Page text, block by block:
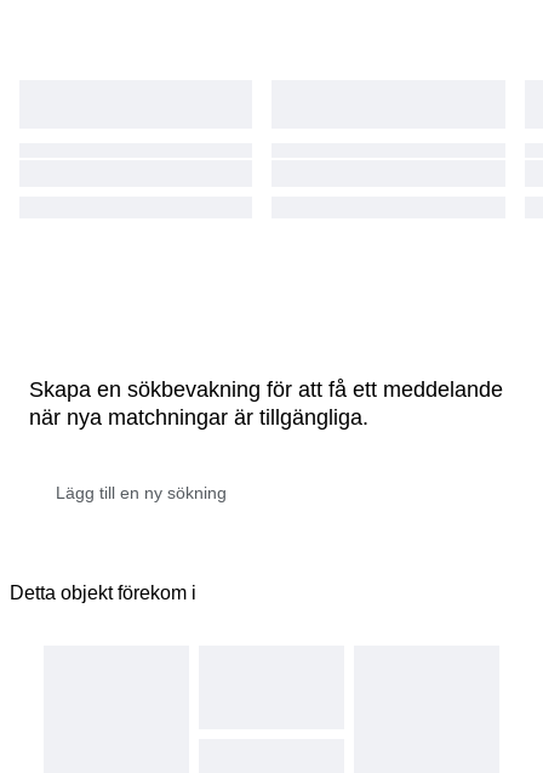
Skapa en sökbevakning för att få ett meddelande
när nya matchningar är tillgängliga.
Detta objekt förekom i